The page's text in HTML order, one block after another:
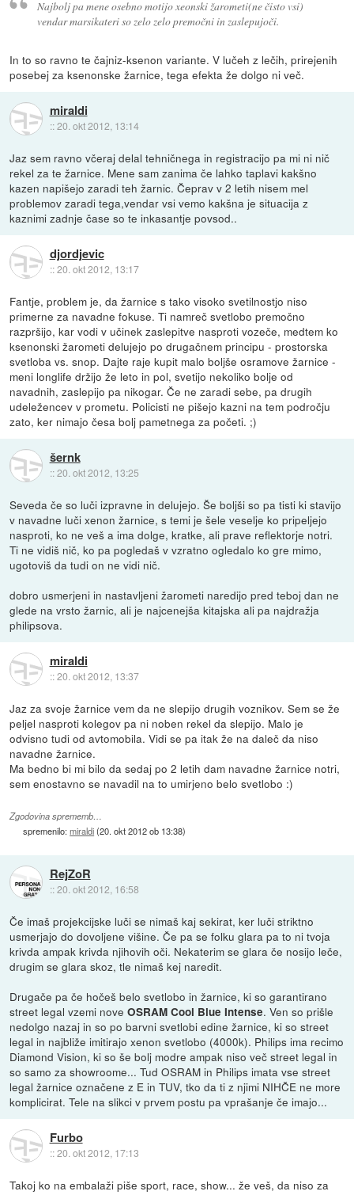
Najbolj pa mene osebno motijo xeonski žarometi(ne čisto vsi)
vendar marsikateri so zelo zelo premočni in zaslepujoči.
In to so ravno te čajniz-ksenon variante. V lučeh z lečih, prirejenih
posebej za ksenonske žarnice, tega efekta že dolgo ni več.
miraldi
::20. okt 2012, 13:14
Jaz sem ravno včeraj delal tehničnega in registracijo pa mi ni nič
rekel za te žarnice. Mene sam zanima če lahko taplavi kakšno
kazen napišejo zaradi teh žarnic. Čeprav v 2 letih nisem mel
problemov zaradi tega,vendar vsi vemo kakšna je situacija z
kaznimi zadnje čase so te inkasantje povsod..
djordjevic
::20. okt 2012, 13:17
Fantje, problem je, da žarnice s tako visoko svetilnostjo niso
primerne za navadne fokuse. Ti namreč svetlobo premočno
razpršijo, kar vodi v učinek zaslepitve nasproti vozeče, medtem ko
ksenonski žarometi delujejo po drugačnem principu - prostorska
svetloba vs. snop. Dajte raje kupit malo boljše osramove žarnice -
meni longlife držijo že leto in pol, svetijo nekoliko bolje od
navadnih, zaslepijo pa nikogar. Če ne zaradi sebe, pa drugih
udeležencev v prometu. Policisti ne pišejo kazni na tem področju
zato, ker nimajo česa bolj pametnega za početi. ;)
šernk
::20. okt 2012, 13:25
Seveda če so luči izpravne in delujejo. Še boljši so pa tisti ki stavijo
v navadne luči xenon žarnice, s temi je šele veselje ko pripeljejo
nasproti, ko ne veš a ima dolge, kratke, ali prave reflektorje notri.
Ti ne vidiš nič, ko pa pogledaš v vzratno ogledalo ko gre mimo,
ugotoviš da tudi on ne vidi nič.
dobro usmerjeni in nastavljeni žarometi naredijo pred teboj dan ne
glede na vrsto žarnic, ali je najcenejša kitajska ali pa najdražja
philipsova.
miraldi
::20. okt 2012, 13:37
Jaz za svoje žarnice vem da ne slepijo drugih voznikov. Sem se že
peljel nasproti kolegov pa ni noben rekel da slepijo. Malo je
odvisno tudi od avtomobila. Vidi se pa itak že na daleč da niso
navadne žarnice.
Ma bedno bi mi bilo da sedaj po 2 letih dam navadne žarnice notri,
sem enostavno se navadil na to umirjeno belo svetlobo :)
Zgodovina sprememb…
spremenilo:miraldi(20. okt 2012 ob 13:38)
RejZoR
::20. okt 2012, 16:58
Če imaš projekcijske luči se nimaš kaj sekirat, ker luči striktno
usmerjajo do dovoljene višine. Če pa se folku glara pa to ni tvoja
krivda ampak krivda njihovih oči. Nekaterim se glara če nosijo leče,
drugim se glara skoz, tle nimaš kej naredit.
Drugače pa če hočeš belo svetlobo in žarnice, ki so garantirano
street legal vzemi noveOSRAM Cool Blue Intense. Ven so prišle
nedolgo nazaj in so po barvni svetlobi edine žarnice, ki so street
legal in najbliže imitirajo xenon svetlobo (4000k). Philips ima recimo
Diamond Vision, ki so še bolj modre ampak niso več street legal in
so samo za showroome... Tud OSRAM in Philips imata vse street
legal žarnice označene z E in TUV, tko da ti z njimi NIHČE ne more
komplicirat. Tele na slikci v prvem postu pa vprašanje če imajo...
Furbo
::20. okt 2012, 17:13
Takoj ko na embalaži piše sport, race, show... že veš, da niso za